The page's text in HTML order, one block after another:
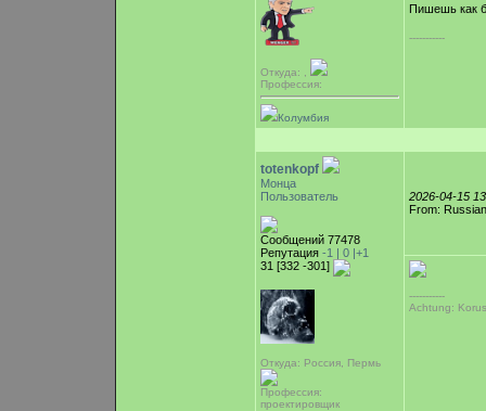
Откуда: ,
Профессия:
Колумбия
Пишешь как
-----------
totenkopf
Монца
Пользователь
Сообщений 77478
Репутация -1 | 0 |+1
31 [332 -301]
Откуда: Россия, Пермь
Профессия:
проектировщик
2026-04-15
From:
-----------
Achtung: